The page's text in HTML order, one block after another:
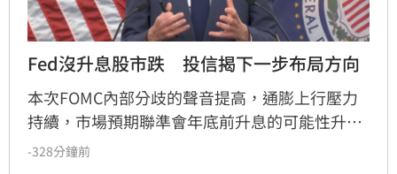
Fed沒升息股市跌　投信揭下一步布局方向
本次FOMC內部分歧的聲音提高，通膨上行壓力
持續，市場預期聯準會年底前升息的可能性升
高，凱基投信認為，升息確實會帶給金融市場波
-328分鐘前